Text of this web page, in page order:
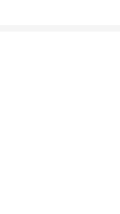
udamy się w
i
historyczną
Italiani, i
z willą z